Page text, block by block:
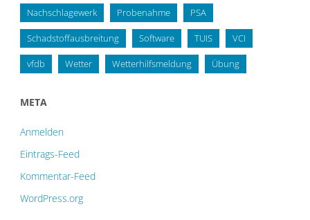
Nachschlagewerk Probenahme PSA
Schadstoffausbreitung Software TUIS VCI
vfdb Wetter Wetterhilfsmeldung Übung
META
Anmelden
Eintrags-Feed
Kommentar-Feed
WordPress.org